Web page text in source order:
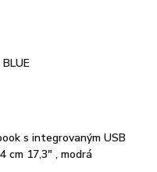
s integrovaným USB
cm 17,3" , modrá